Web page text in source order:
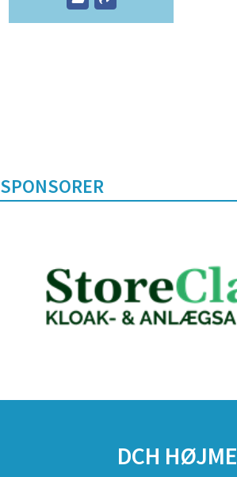
SPONSORER
DCH HØJME